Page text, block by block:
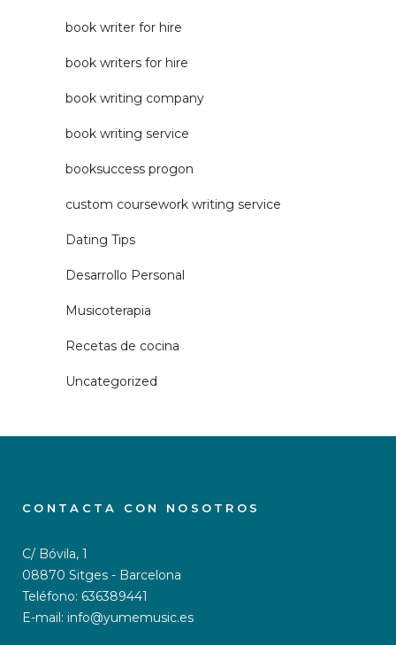
book writer for hire
book writers for hire
book writing company
book writing service
booksuccess progon
custom coursework writing service
Dating Tips
Desarrollo Personal
Musicoterapia
Recetas de cocina
Uncategorized
CONTACTA CON NOSOTROS
C/ Bóvila, 1
08870 Sitges - Barcelona
Teléfono: 636389441
E-mail: info@yumemusic.es